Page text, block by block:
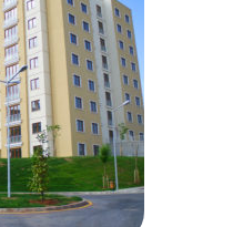
o que o
a atualização
enfrentados pelos